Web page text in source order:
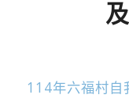
114年六福村自